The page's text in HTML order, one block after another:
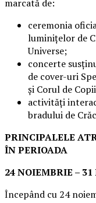
marcată de:
ceremonia
luminițelor de
Universe;
concerte
de cover-uri
și Corul de
activități
bradului de
PRINCIPALELE
ÎN PERIOADA
24 NOIEMBRIE –
Începând cu 24